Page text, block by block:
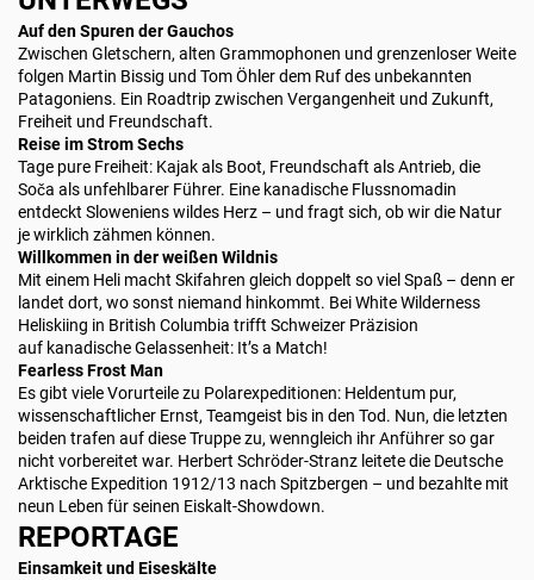
Auf den Spuren der Gauchos
Zwischen Gletschern, alten Grammophonen und grenzenloser Weite
folgen Martin Bissig und Tom Öhler dem Ruf des unbekannten
Patagoniens. Ein Roadtrip zwischen Vergangenheit und Zukunft,
Freiheit und Freundschaft.
Reise im Strom Sechs
Tage pure Freiheit: Kajak als Boot, Freundschaft als Antrieb, die
Soča als unfehlbarer Führer. Eine kanadische Flussnomadin
entdeckt Sloweniens wildes Herz – und fragt sich, ob wir die Natur
je wirklich zähmen können.
Willkommen in der weißen Wildnis
Mit einem Heli macht Skifahren gleich doppelt so viel Spaß – denn er
landet dort, wo sonst niemand hinkommt. Bei White Wilderness
Heliskiing in British Columbia trifft Schweizer Präzision
auf kanadische Gelassenheit: It’s a Match!
Fearless Frost Man
Es gibt viele Vorurteile zu Polarexpeditionen: Heldentum pur,
wissenschaftlicher Ernst, Teamgeist bis in den Tod. Nun, die letzten
beiden trafen auf diese Truppe zu, wenngleich ihr Anführer so gar
nicht vorbereitet war. Herbert Schröder-Stranz leitete die Deutsche
Arktische Expedition 1912/13 nach Spitzbergen – und bezahlte mit
neun Leben für seinen Eiskalt-Showdown.
REPORTAGE
Einsamkeit und Eiseskälte